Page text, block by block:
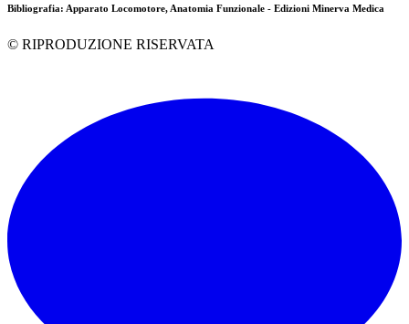
Bibliografia: Apparato Locomotore, Anatomia Funzionale - Edizioni Minerva Medica
© RIPRODUZIONE RISERVATA